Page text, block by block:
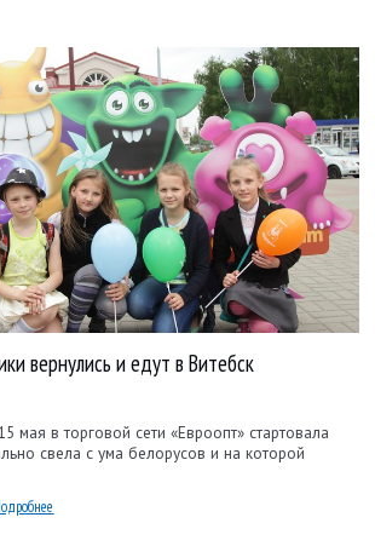
вернулись и едут в Витебск
мая в торговой сети «Евроопт» стартовала
свела с ума белорусов и на которой